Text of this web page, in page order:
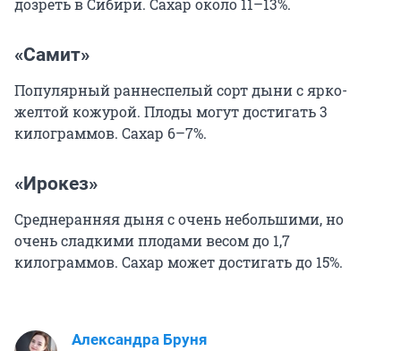
дозреть в Сибири. Сахар около 11–13%.
«Самит»
Популярный раннеспелый сорт дыни с ярко-
желтой кожурой. Плоды могут достигать 3
килограммов. Сахар 6–7%.
«Ирокез»
Среднеранняя дыня с очень небольшими, но
очень сладкими плодами весом до 1,7
килограммов. Сахар может достигать до 15%.
Александра Бруня